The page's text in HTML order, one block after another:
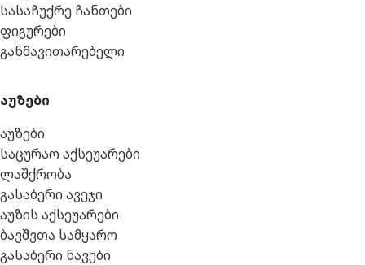
სასაჩუქრე ჩანთები
ფიგურები
განმავითარებელი
აუზები
აუზები
საცურაო აქსეუარები
ლაშქრობა
გასაბერი ავეჯი
აუზის აქსეუარები
ბავშვთა სამყარო
გასაბერი ნავები